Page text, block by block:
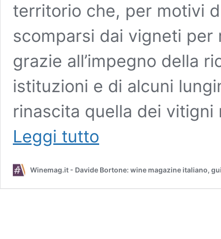
territorio che, per motivi
scomparsi dai vigneti
grazie all’impegno della
istituzioni e di alcuni
rinascita quella dei
Leggi tutto
reliquia”
Sicilia
Winemag.it - Davide Bortone: wine magazine italiano,